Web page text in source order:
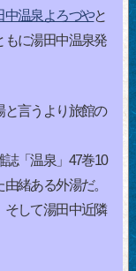
中温泉よろづやと
もに湯田中温泉発
言うより旅館の
「温泉」47巻10
緒ある外湯だ。
そして湯田中近隣